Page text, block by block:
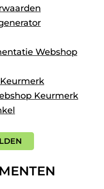
Webshop
Keurmerk